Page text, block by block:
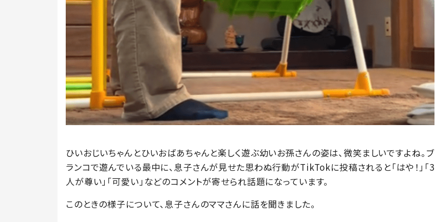
ひいおじいちゃんとひいおばあちゃんと楽しく遊ぶ幼いお孫さんの姿は、微笑ましいですよね。ブ
ランコで遊んでいる最中に、息子さんが見せた思わぬ行動がTikTokに投稿されると「はや！」「3
人が尊い」「可愛い」などのコメントが寄せられ話題になっています。
このときの様子について、息子さんのママさんに話を聞きました。